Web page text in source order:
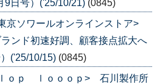
9日号）('25/10/21) (0845)
京ソワールオンラインストア>
ンド初速好調、顧客接点拡大へ
('25/10/15) (0845)
ｏｐ ｌｏｏｏｐ> 石川製作所